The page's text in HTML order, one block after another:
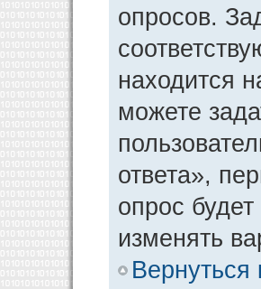
опросов.
находится
можете
ответа»,
опрос
изменять
Вернуться